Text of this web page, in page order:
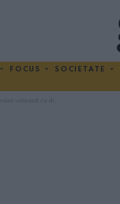
FOCUS SOCIETATE
votează cu dreapta